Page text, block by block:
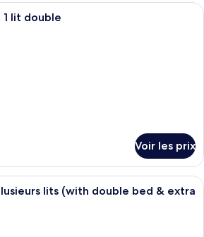
Une chambre à coucher avec un lit,
1 lit double
Voir les prix
Une chambre d’hôtel comprenant
lits (with double bed & extra